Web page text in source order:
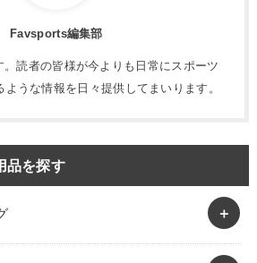
Favsports編集部
読者の皆様が今よりも日常にスポーツ
うな情報を日々提供してまいります。
品を探す